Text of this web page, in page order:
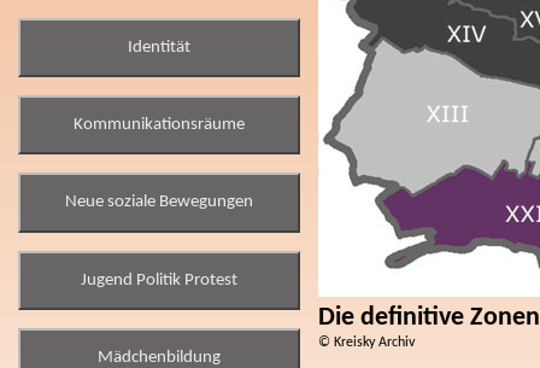
Identität
Kommunikationsräume
Neue soziale Bewegungen
Jugend Politik Protest
Mädchenbildung
Die definitive
© Kreisky Archiv